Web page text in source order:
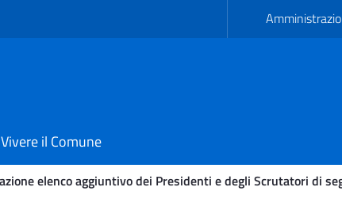
Vivere il Comune
elenco aggiuntivo dei Presidenti e degli Scrutatori di